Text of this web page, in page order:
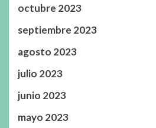
octubre 2023
septiembre 2023
agosto 2023
julio 2023
junio 2023
mayo 2023